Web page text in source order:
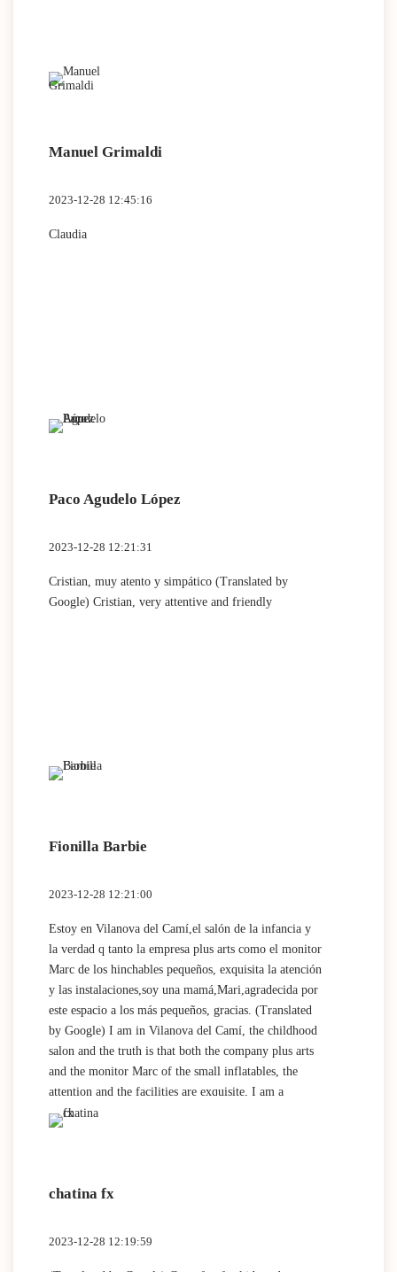
Manuel Grimaldi
2023-12-28 12:45:16
Claudia
Paco Agudelo López
2023-12-28 12:21:31
Cristian, muy atento y simpático (Translated by
Google) Cristian, very attentive and friendly
Fionilla Barbie
2023-12-28 12:21:00
Estoy en Vilanova del Camí,el salón de la infancia y
la verdad q tanto la empresa plus arts como el monitor
Marc de los hinchables pequeños, exquisita la atención
y las instalaciones,soy una mamá,Mari,agradecida por
este espacio a los más pequeños, gracias. (Translated
by Google) I am in Vilanova del Camí, the childhood
salon and the truth is that both the company plus arts
and the monitor Marc of the small inflatables, the
attention and the facilities are exquisite, I am a
mother, Mari, grateful for this space for the little ones
, thank you.
chatina fx
2023-12-28 12:19:59